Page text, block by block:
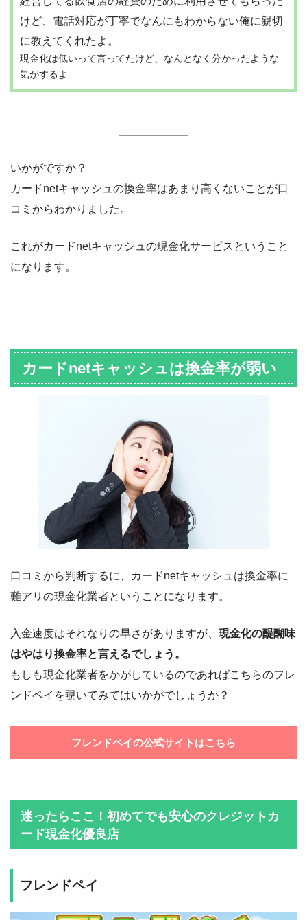
けど、電話対応が丁寧でなんにもわからない俺に親切
に教えてくれたよ。
現金化は低いって言ってたけど、なんとなく分かったような
気がするよ
いかがですか？
カードnetキャッシュの換金率はあまり高くないことが口
コミからわかりました。
これがカードnetキャッシュの現金化サービスということ
になります。
カードnetキャッシュは換金率が弱い
口コミから判断するに、カードnetキャッシュは換金率に
難アリの現金化業者ということになります。
入金速度はそれなりの早さがありますが、 現金化の醍醐味
はやはり換金率と言えるでしょう。
もしも現金化業者をかがしているのであればこちらのフレ
ンドペイを覗いてみてはいかがでしょうか？
フレンドペイの公式サイトはこちら
迷ったらここ！初めてでも安心のクレジットカ
ード現金化優良店
フレンドペイ